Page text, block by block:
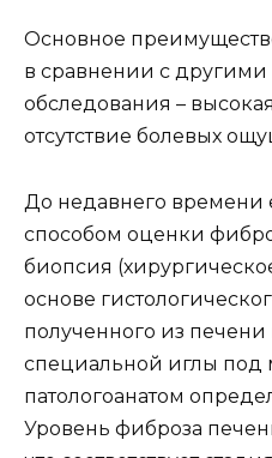
Основное
в сравнении с
обследования –
отсутствие болевых
До недавнего времени
способом оценки
биопсия
основе
полученного из
специальной иглы под
патологоанатом
Уровень фиброза